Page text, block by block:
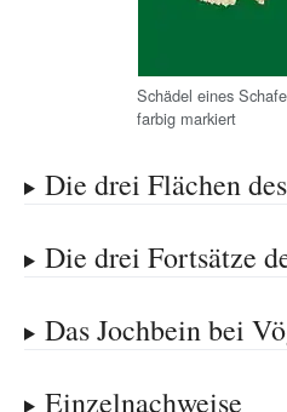
Schädel eines
farbig markiert
Die drei Flächen
Die drei Fortsätze
Das Jochbein bei
Einzelnachweise